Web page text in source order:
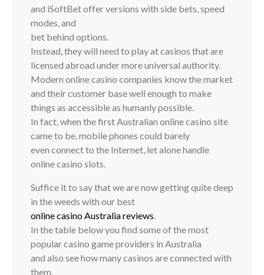
and iSoftBet offer versions with side bets, speed
modes, and
bet behind options.
Instead, they will need to play at casinos that are
licensed abroad under more universal authority.
Modern online casino companies know the market
and their customer base well enough to make
things as accessible as humanly possible.
In fact, when the first Australian online casino site
came to be, mobile phones could barely
even connect to the Internet, let alone handle
online casino slots.
Suffice it to say that we are now getting quite deep
in the weeds with our best
online casino Australia reviews.
In the table below you find some of the most
popular casino game providers in Australia
and also see how many casinos are connected with
them.